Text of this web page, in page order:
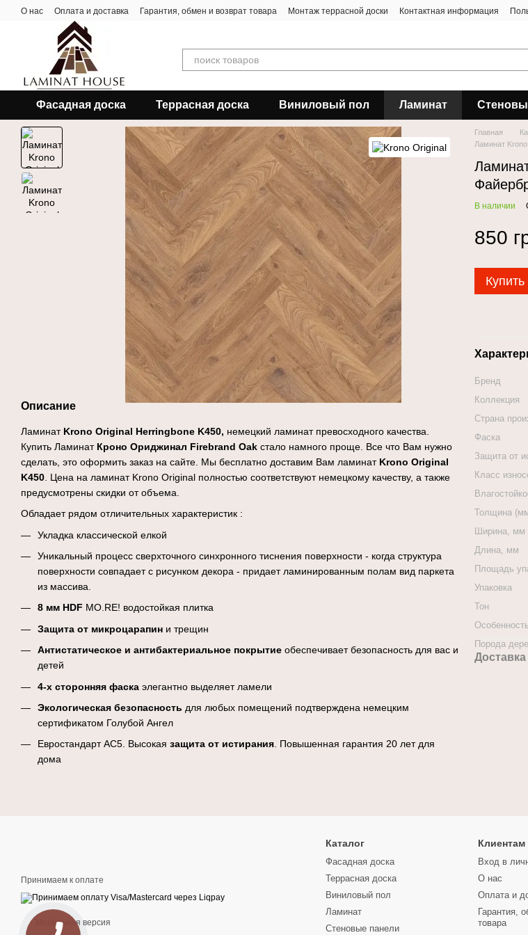
Перейти к основному контенту
О нас Оплата и доставка Гарантия, обмен и возврат товара Монтаж террасной доски Контактная информация
Фасадная доска Террасная доска Виниловый пол Ламинат
Описание
Ламинат Krono Original Herringbone K450, немецкий ламинат превосходного качества.
Купить Ламинат Кроно Ориджинал Firebrand Oak стало намного проще. Все что Вам нужно
сделать, это оформить заказ на сайте. Мы бесплатно доставим Вам ламинат Krono Original
K450 . Цена на ламинат Krono Original полностью соответствуют немецкому качеству, а также
предусмотрены скидки от объема.
Обладает рядом отличительных характеристик :
Укладка классической елкой
Уникальный процесс сверхточного синхронного тиснения поверхности - когда структура
поверхности совпадает с рисунком декора - придает ламинированным полам вид паркета
из массива.
8 мм HDF MO.RE! водостойкая плитка
Защита от микроцарапин и трещин
Антистатическое и антибактериальное покрытие обеспечивает безопасность для вас и
детей
4-х сторонняя фаска элегантно выделяет ламели
Экологическая безопасность для любых помещений подтверждена немецким
сертификатом Голубой Ангел
Евростандарт AC5. Высокая защита от истирания. Повышенная гарантия 20 лет для
дома
Главная
Ламинат
В наличии
850
Купить
Бренд
Коллекция
Страна
Фаска
Защита от
Класс
Толщина
Ширина, мм
Длина, мм
Площадь
Упаковка
Тон
Особенность
Порода
Доставка
Принимаем к оплате
Мобильная версия
Каталог
Фасадная доска
Террасная доска
Виниловый пол
Ламинат
Стеновые панели
Клиентам
Вход в
О нас
Оплата и
Гарантия,
товара